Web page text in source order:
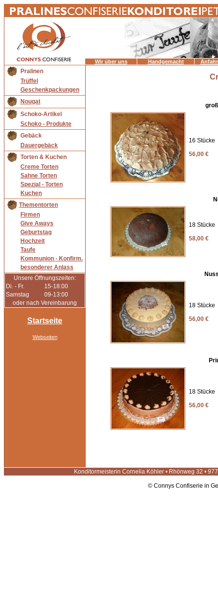
Wir über uns Handgemacht
Pralinen
Trüffel
Geschenkpackungen
Nougat
Schoko-Artikel
Schoko - Produkte
Gebäck
Dauergebäck
Torten & Kuchen
Creme Torten
Sahne Torten
Spezial - Torten
Kuchen
Thementorten
Firmen
Give Aways
Geburtstag
Hochzeit
Taufe
Kommunion - Konfirm.
besonderer Anlass
Unsere Öffnungszeiten:
Di. - Fr.
15-18:00
Samstag
09-13:00
oder nach Vereinbarung
Startseite
Webseiten
16 Stücke
56,00 €
18 Stücke
58,00 €
18 Stücke
56,00 €
18 Stücke
56,00 €
Konditormeisterin Cornelia Köhler • Rhönweg 32 •
© Connys Confiserie in